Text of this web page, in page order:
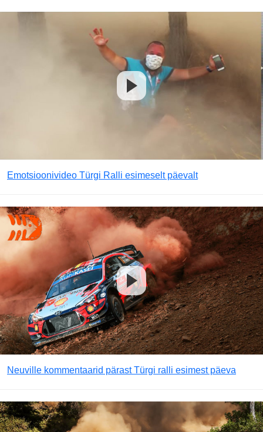
Emotsioonivideo Türgi Ralli esimeselt päevalt
Neuville kommentaarid pärast Türgi ralli esimest päeva